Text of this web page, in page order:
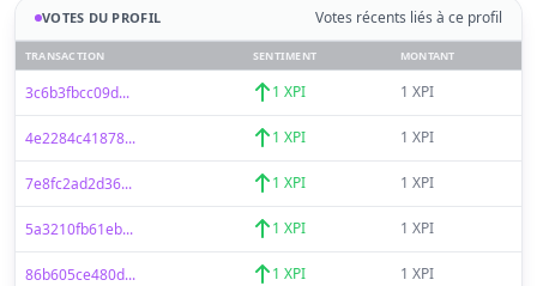
VOTES DU PROFIL Votes récents liés à ce profil
TRANSACTION SENTIMENT MONTANT
3c6b3fbcc09d... 1 XPI 1 XPI
4e2284c41878... 1 XPI 1 XPI
7e8fc2ad2d36... 1 XPI 1 XPI
5a3210fb61eb... 1 XPI 1 XPI
86b605ce480d... 1 XPI 1 XPI